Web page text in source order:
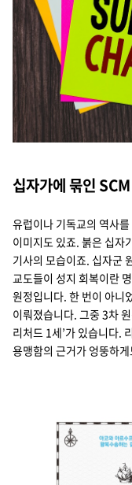
회사소개
투자정보
지속가능경영
뉴스룸
채용
지원
고객 지원
파트너 지원
십자가에 묶인 SCM
유럽이나 기독교의 역사
이미지도 있죠. 붉은 십자
기사의 모습이죠. 십자군
교도들이 성지 회복이란
원정입니다. 한 번이 아니
이뤄졌습니다. 그중 3차
리처드 1세’가 있습니다.
용맹함의 근거가 엉뚱하